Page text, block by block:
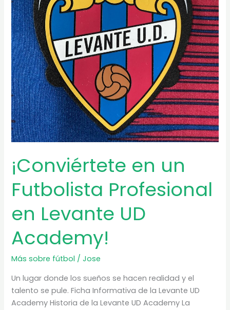
¡Conviértete en un
Futbolista Profesional
en Levante UD
Academy!
Más sobre fútbol /Jose
Un lugar donde los sueños se hacen realidad y el
talento se pule. Ficha Informativa de la Levante UD
Academy Historia de la Levante UD Academy La